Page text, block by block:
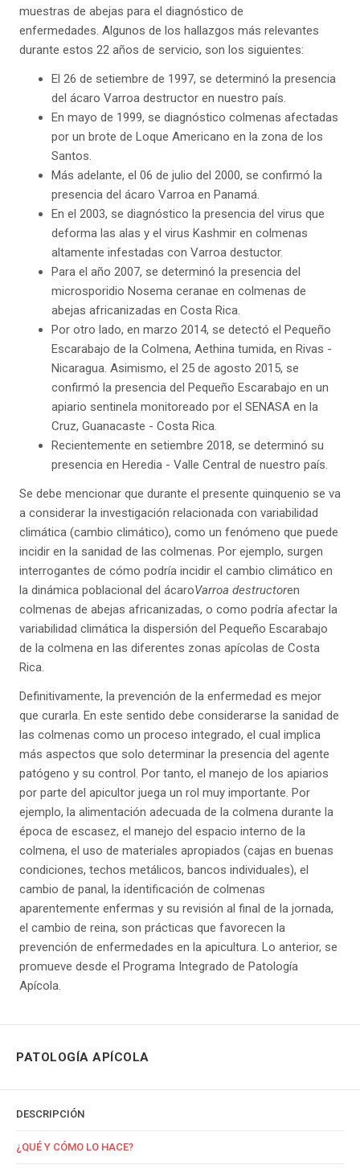
muestras de abejas para el diagnóstico de
enfermedades. Algunos de los hallazgos más relevantes
durante estos 22 años de servicio, son los siguientes:
El 26 de setiembre de 1997, se determinó la presencia
del ácaro Varroa destructor en nuestro país.
En mayo de 1999, se diagnóstico colmenas afectadas
por un brote de Loque Americano en la zona de los
Santos.
Más adelante, el 06 de julio del 2000, se confirmó la
presencia del ácaro Varroa en Panamá.
En el 2003, se diagnóstico la presencia del virus que
deforma las alas y el virus Kashmir en colmenas
altamente infestadas con Varroa destuctor.
Para el año 2007, se determinó la presencia del
microsporidio Nosema ceranae en colmenas de
abejas africanizadas en Costa Rica.
Por otro lado, en marzo 2014, se detectó el Pequeño
Escarabajo de la Colmena, Aethina tumida, en Rivas -
Nicaragua. Asimismo, el 25 de agosto 2015, se
confirmó la presencia del Pequeño Escarabajo en un
apiario sentinela monitoreado por el SENASA en la
Cruz, Guanacaste - Costa Rica.
Recientemente en setiembre 2018, se determinó su
presencia en Heredia - Valle Central de nuestro país.
Se debe mencionar que durante el presente quinquenio se va
a considerar la investigación relacionada con variabilidad
climática (cambio climático), como un fenómeno que puede
incidir en la sanidad de las colmenas. Por ejemplo, surgen
interrogantes de cómo podría incidir el cambio climático en
la dinámica poblacional del ácaroVarroa destructoren
colmenas de abejas africanizadas, o como podría afectar la
variabilidad climática la dispersión del Pequeño Escarabajo
de la colmena en las diferentes zonas apícolas de Costa
Rica.
Definitivamente, la prevención de la enfermedad es mejor
que curarla. En este sentido debe considerarse la sanidad de
las colmenas como un proceso integrado, el cual implica
más aspectos que solo determinar la presencia del agente
patógeno y su control. Por tanto, el manejo de los apiarios
por parte del apicultor juega un rol muy importante. Por
ejemplo, la alimentación adecuada de la colmena durante la
época de escasez, el manejo del espacio interno de la
colmena, el uso de materiales apropiados (cajas en buenas
condiciones, techos metálicos, bancos individuales), el
cambio de panal, la identificación de colmenas
aparentemente enfermas y su revisión al final de la jornada,
el cambio de reina, son prácticas que favorecen la
prevención de enfermedades en la apicultura. Lo anterior, se
promueve desde el Programa Integrado de Patología
Apícola.
PATOLOGÍA APÍCOLA
DESCRIPCIÓN
¿QUÉ Y CÓMO LO HACE?